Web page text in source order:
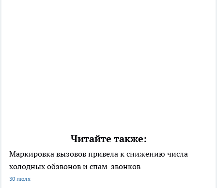
Читайте также:
Маркировка вызовов привела к снижению числа
холодных обзвонов и спам-звонков
30 июля